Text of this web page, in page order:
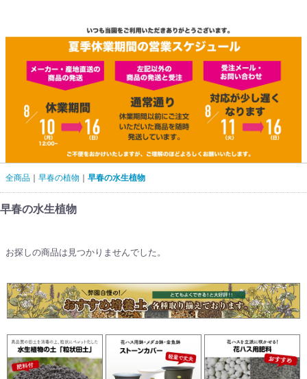
全商品 早春の植物 早春の水生植物
早春の水生植物
お探しの商品は見つかりませんでした。